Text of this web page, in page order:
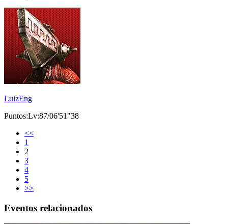
LuizEng
Puntos:Lv:87/06'51"38
<<
1
2
3
4
5
>>
Eventos relacionados